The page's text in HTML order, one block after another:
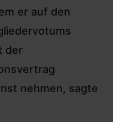
er auf den
der
nehmen, sagte